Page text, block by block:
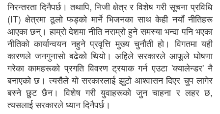
निरन्तरता दिनैपर्छ। तथापि, निजी क्षेत्र र विशेष गरी सूचना प्रविधि
(IT) क्षेत्रमा ठूलो फड्को मार्ने भिजनका साथ केही नयाँ नीतिहरू
आएका छन्। हाम्रो देशमा नीति नराम्रो हुने समस्या भन्दा पनि भएका
नीतिको कार्यान्वयन नहुने प्रवृत्ति मुख्य चुनौती हो। विगतमा यही
कारणले जनगुनासो बढेको थियो। अहिले सरकारले आफूले घोषणा
गरेका कामहरूको प्रगति विवरण ट्रयाक गर्न एउटा 'क्यालेन्डर' नै
बनाएको छ। त्यसैले यो सरकारलाई झुटो आश्वासन दिएर चुप लागेर
बस्ने छुट छैन। विशेष गरी युवाहरूको जुन चाहना र लहर छ,
त्यसलाई सरकारले ध्यान दिनैपर्छ।